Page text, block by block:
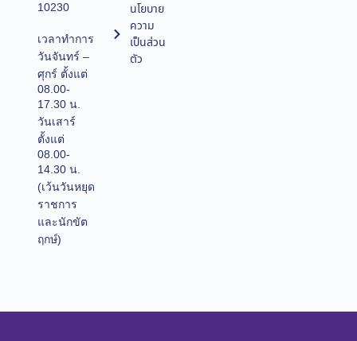
10230
เวลาทำการ
วันจันทร์ –
ศุกร์ ตั้งแต่
08.00-
17.30 น.
วันเสาร์
ตั้งแต่
08.00-
14.30 น.
(เว้นวันหยุด
ราชการ
และนักขัต
ฤกษ์)
นโยบาย
ความ
เป็นส่วน
ตัว